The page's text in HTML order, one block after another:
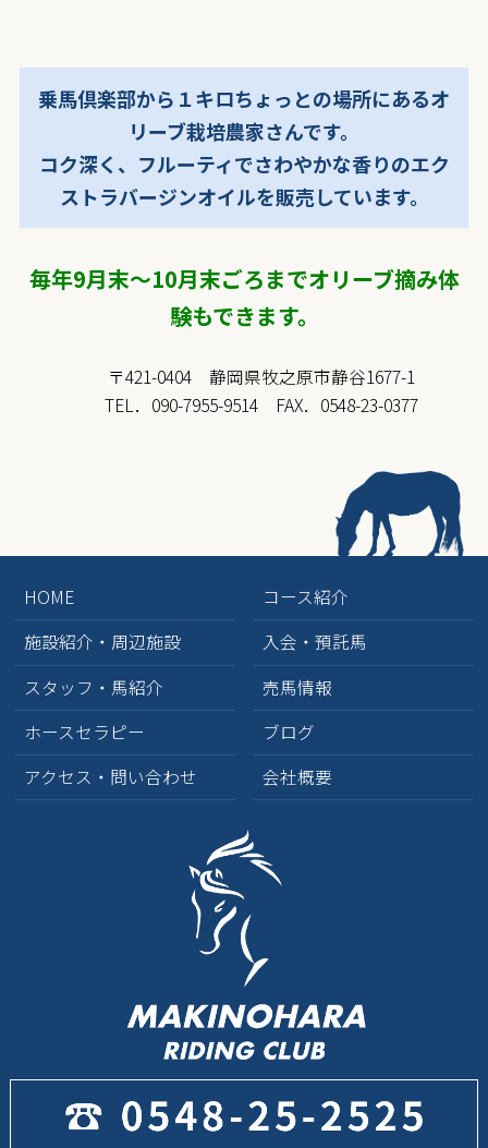
乗馬倶楽部から１キロちょっとの場所にあるオ
リーブ栽培農家さんです。
コク深く、フルーティでさわやかな香りのエク
ストラバージンオイルを販売しています。
毎年9月末～10月末ごろまでオリーブ摘み体
験もできます。
〒421-0404 静岡県牧之原市静谷1677-1
TEL．090-7955-9514 FAX．0548-23-0377
HOME
コース紹介
施設紹介・周辺施設
入会・預託馬
スタッフ・馬紹介
売馬情報
ホースセラピー
ブログ
アクセス・問い合わせ
会社概要